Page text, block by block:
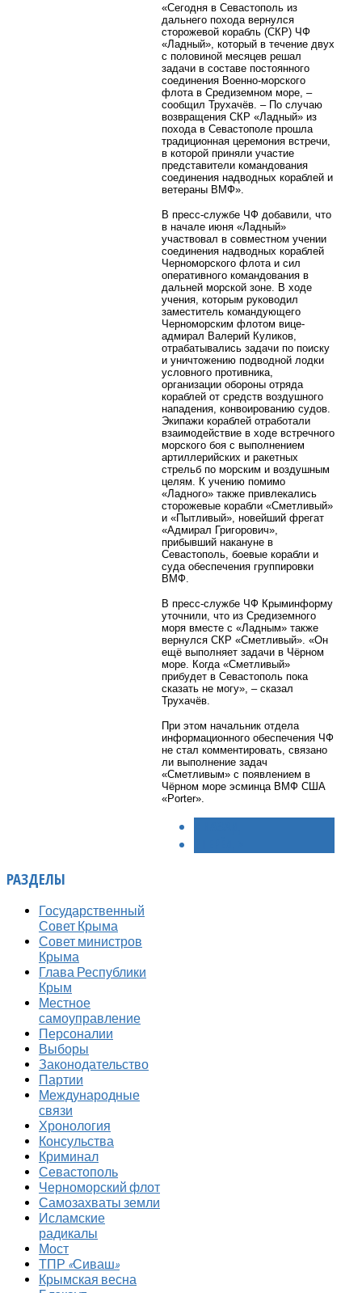
«Сегодня в Севастополь из
дальнего похода вернулся
сторожевой корабль (СКР) ЧФ
«Ладный», который в течение двух
с половиной месяцев решал
задачи в составе постоянного
соединения Военно-морского
флота в Средиземном море, –
сообщил Трухачёв. – По случаю
возвращения СКР «Ладный» из
похода в Севастополе прошла
традиционная церемония встречи,
в которой приняли участие
представители командования
соединения надводных кораблей и
ветераны ВМФ».
В пресс-службе ЧФ добавили, что
в начале июня «Ладный»
участвовал в совместном учении
соединения надводных кораблей
Черноморского флота и сил
оперативного командования в
дальней морской зоне. В ходе
учения, которым руководил
заместитель командующего
Черноморским флотом вице-
адмирал Валерий Куликов,
отрабатывались задачи по поиску
и уничтожению подводной лодки
условного противника,
организации обороны отряда
кораблей от средств воздушного
нападения, конвоированию судов.
Экипажи кораблей отработали
взаимодействие в ходе встречного
морского боя с выполнением
артиллерийских и ракетных
стрельб по морским и воздушным
целям. К учению помимо
«Ладного» также привлекались
сторожевые корабли «Сметливый»
и «Пытливый», новейший фрегат
«Адмирал Григорович»,
прибывший накануне в
Севастополь, боевые корабли и
суда обеспечения группировки
ВМФ.
В пресс-службе ЧФ Крыминформу
уточнили, что из Средиземного
моря вместе с «Ладным» также
вернулся СКР «Сметливый». «Он
ещё выполняет задачи в Чёрном
море. Когда «Сметливый»
прибудет в Севастополь пока
сказать не могу», – сказал
Трухачёв.
При этом начальник отдела
информационного обеспечения ЧФ
не стал комментировать, связано
ли выполнение задач
«Сметливым» с появлением в
Чёрном море эсминца ВМФ США
«Porter».
РАЗДЕЛЫ
Государственный
Совет Крыма
Совет министров
Крыма
Глава Республики
Крым
Местное
самоуправление
Персоналии
Выборы
Законодательство
Партии
Международные
связи
Хронология
Консульства
Криминал
Севастополь
Черноморский флот
Самозахваты земли
Исламские
радикалы
Мост
ТПР «Сиваш»
Крымская весна